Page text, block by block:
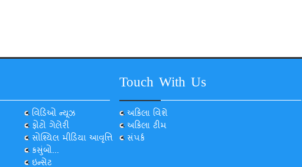
વિડિઓ ન્યૂઝ
ફોટો ગેલેરી
સોશ્યિલ મીડિયા આવૃત્તિ
કસુંબો...
ઇન્સેટ
Touch With Us
અકિલા વિશે
અકિલા ટીમ
સંપર્ક